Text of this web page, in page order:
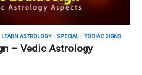
LEARN ASTROLOGY / SPECIAL/ ZODIAC SIGNS
– Vedic Astrology